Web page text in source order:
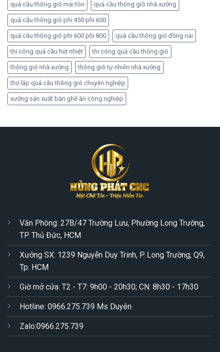
quả cầu thông gió mái tôn quả cầu thông gió nhà xưởng
quả cầu thông gió phi 450 phi 600
quả cầu thông gió phi 600 phi 800 quả cầu thông gió đồng nai
thi công quả cầu hút nhiệt thi công quả cầu thông gió
thông gió nhà xưởng thông gió tự nhiên nhà xưởng
thợ lắp quả cầu thông gió chuyên nghiệp
xưởng sản xuất bàn ghế ăn công nghiệp
Văn Phòng: 27B/47 Trường Lưu, Phường Long Trường,
TP. Thủ Đức, HCM
Xưởng SX: 1239 Nguyễn Duy Trinh, P. Long Trường, Q9,
Tp. HCM
Giờ mở cửa: T2 - T7: 9h00 - 20h30; CN: 8h30 - 17h30
Hotline: 0966.275.739 Ms Duyên
Zalo:0966.275.739